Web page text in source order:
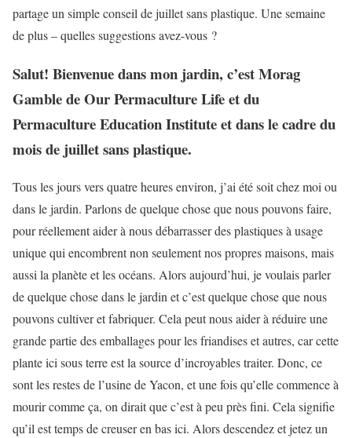
partage un simple conseil de juillet sans plastique. Une semaine
de plus – quelles suggestions avez-vous ?
Salut! Bienvenue dans mon jardin, c’est Morag
Gamble de Our Permaculture Life et du
Permaculture Education Instituteet dans le cadre du
mois de juillet sans plastique.
Tous les jours vers quatre heures environ, j’ai été soit chez moiou
dans le jardin. Parlons de quelque chose que nous pouvons faire,
pour réellement aider à nous débarrasser des plastiques à usage
unique qui encombrent non seulement nos propres maisons, mais
aussi la planète et les océans. Alors aujourd’hui, je voulais parler
de quelque chose dans le jardin et c’est quelque chose que nous
pouvons cultiver et fabriquer. Cela peut nous aider à réduire une
grande partie des emballages pour les friandises et autres, car cette
plante ici sous terre est la source d’incroyablestraiter. Donc, ce
sont les restes de l’usine de Yacon, et une fois qu’elle commence à
mourir comme ça, on dirait que c’est à peu près fini. Cela signifie
qu’il est temps de creuser en bas ici. Alors descendez et jetez un